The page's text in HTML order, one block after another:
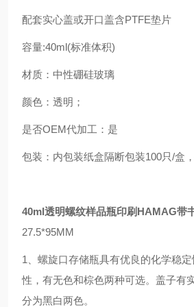
配套实心盖或开口盖含PTFE垫片
容量:40ml(标准体积)
材质：中性硼硅玻璃
颜色：透明；
是否OEM代加工：是
包装：内包装纸盒隔断包装100只/盒
40ml透明螺纹样品瓶印刷HAMAG带
27.5*95MM
1、螺旋口存储瓶具有优良的化学稳
性，有无色和棕色两种可选。盖子有
分为黑白两色。